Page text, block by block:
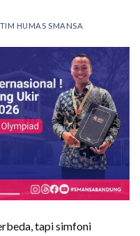
TIM HUMAS SMANSA
tapi simfoni